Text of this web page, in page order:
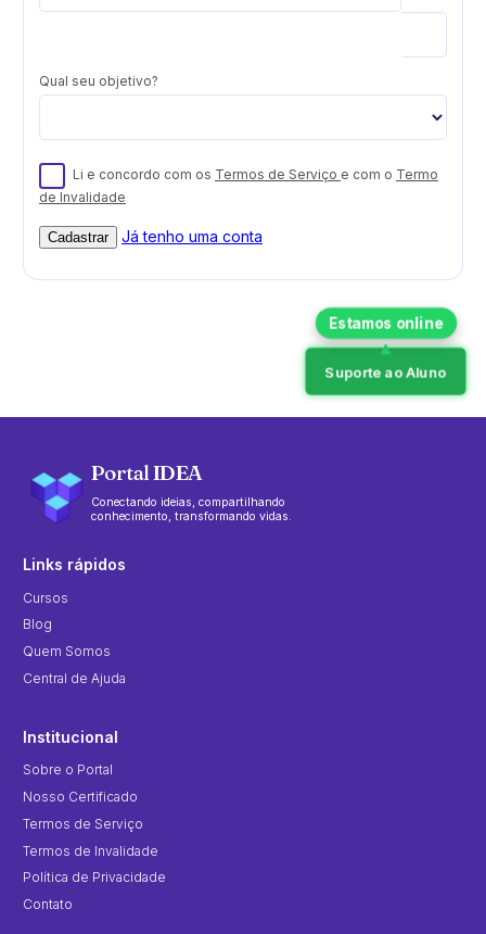
Qual seu objetivo?
Li e concordo com os Termos de Serviço e com o Termo
de Invalidade
Cadastrar Já tenho uma conta
Suporte ao Aluno
Portal IDEA
Conectando ideias, compartilhando
conhecimento, transformando vidas.
Links rápidos
Cursos
Blog
Quem Somos
Central de Ajuda
Institucional
Sobre o Portal
Nosso Certificado
Termos de Serviço
Termos de Invalidade
Política de Privacidade
Contato